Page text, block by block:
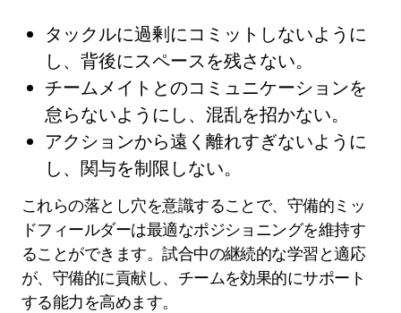
タックルに過剰にコミットしないように
し、背後にスペースを残さない。
チームメイトとのコミュニケーションを
怠らないようにし、混乱を招かない。
アクションから遠く離れすぎないように
し、関与を制限しない。
これらの落とし穴を意識することで、守備的ミッ
ドフィールダーは最適なポジショニングを維持す
ることができます。試合中の継続的な学習と適応
が、守備的に貢献し、チームを効果的にサポート
する能力を高めます。